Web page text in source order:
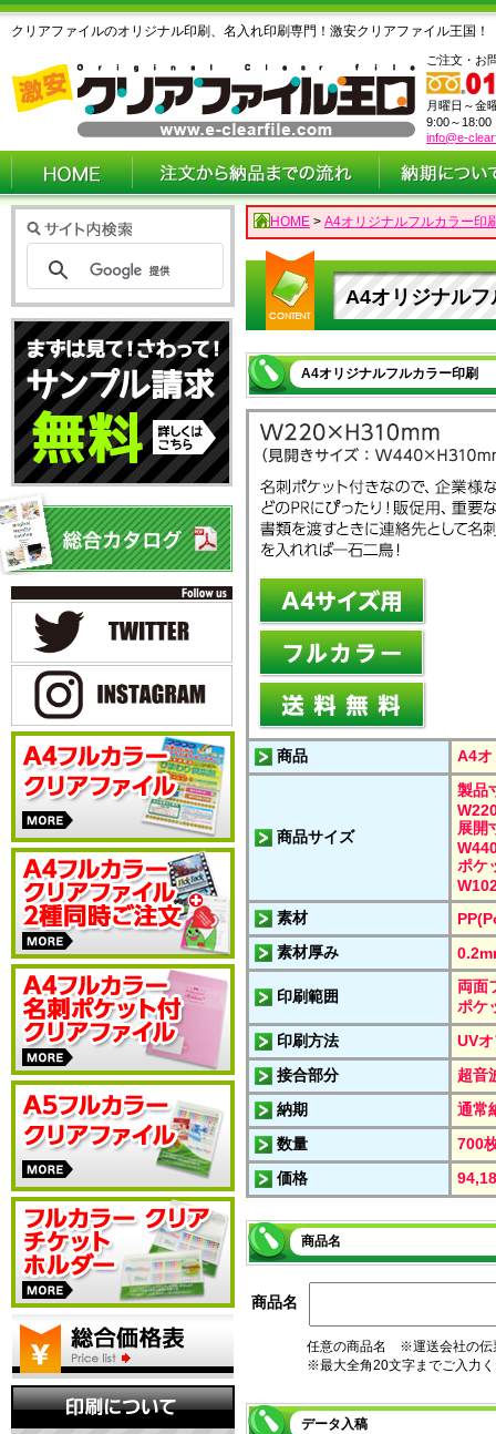
クリアファイルのオリジナル印刷、名入れ印刷専門！激安クリアファイル王国！
ご注文・お
月曜日～金
9:00～18:00
info@e-
HOME > A4オリジナルフルカラー印
A4オリジナル
A4オリジナルフルカラー印刷
商品 A4オ
商品サイズ
製品
展開
ポケ
素材
素材厚み
印刷範囲
両面
ポケ
印刷方法
UV
接合部分
超音
納期
通常
数量
700
価格
商品名
商品名
任意の商品名 ※運送会社の伝
※最大全角20文字までご入力
データ入稿